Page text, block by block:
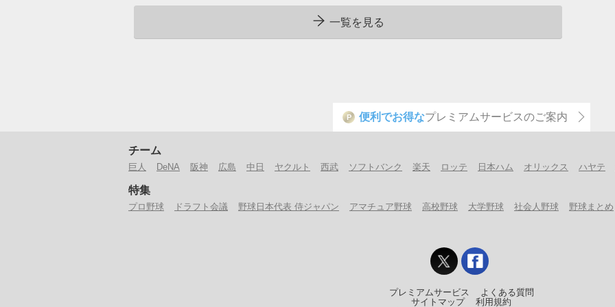
一覧を見る
P 便利でお得なプレミアムサービスのご案内
チーム
巨人 DeNA 阪神 広島 中日 ヤクルト 西武 ソフトバンク 楽天 ロッテ 日本ハム オリックス ハヤテ
特集
プロ野球 ドラフト会議 野球日本代表 侍ジャパン アマチュア野球 高校野球 大学野球 社会人野球 野球まとめ
プレミアムサービス
よくある質問
サイトマップ
利用規約